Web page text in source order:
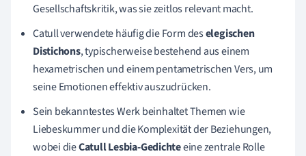
Gesellschaftskritik, was sie zeitlos relevant macht.
Catull verwendete häufig die Form deselegischen
Distichons, typischerweise bestehend aus einem
hexametrischen und einem pentametrischen Vers, um
seine Emotionen effektiv auszudrücken.
Sein bekanntestes Werk beinhaltet Themen wie
Liebeskummer und die Komplexität der Beziehungen,
wobei dieCatull Lesbia-Gedichteeine zentrale Rolle